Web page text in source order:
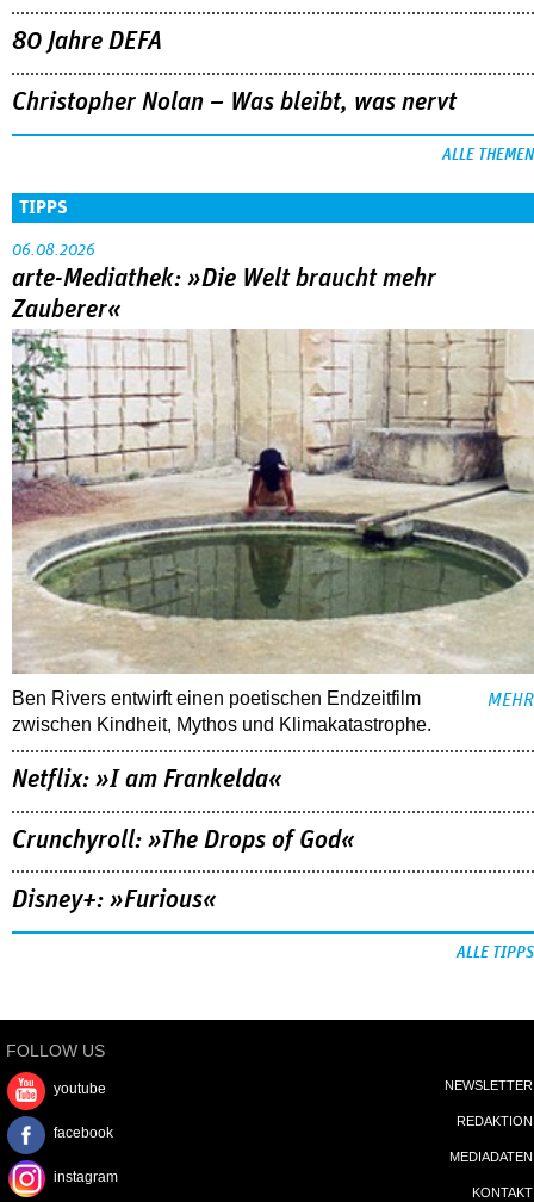
80 Jahre DEFA
Christopher Nolan – Was bleibt, was nervt
ALLE THEMEN
TIPPS
06.08.2026
arte-Mediathek: »Die Welt braucht mehr
Zauberer«
Ben Rivers entwirft einen poetischen Endzeitfilm
zwischen Kindheit, Mythos und Klimakatastrophe.
MEHR
Netflix: »I am Frankelda«
Crunchyroll: »The Drops of God«
Disney+: »Furious«
ALLE TIPPS
FOLLOW US
youtube
facebook
instagram
NEWSLETTER
REDAKTION
MEDIADATEN
KONTAKT